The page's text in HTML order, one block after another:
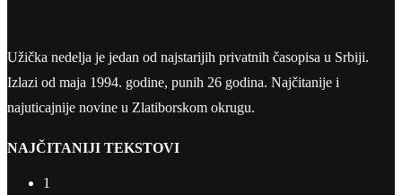
Užička nedelja je jedan od najstarijih privatnih časopisa u Srbiji.
Izlazi od maja 1994. godine, punih 26 godina. Najčitanije i
najuticajnije novine u Zlatiborskom okrugu.
NAJČITANIJI TEKSTOVI
1